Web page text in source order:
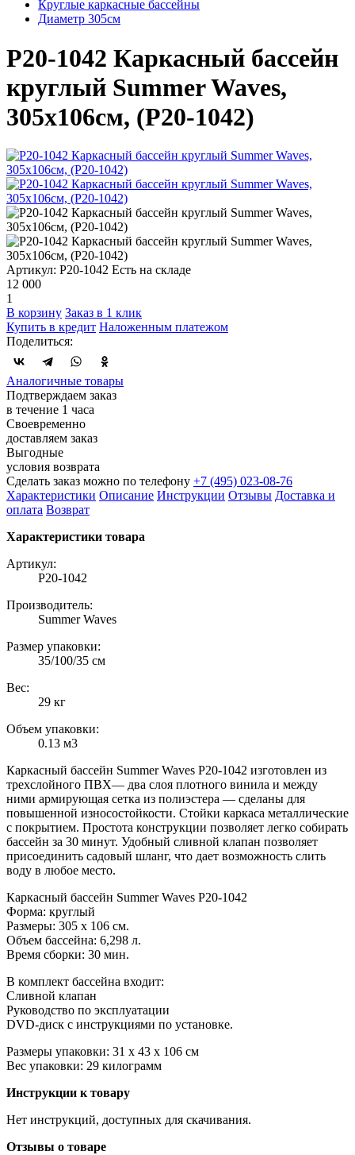
Круглые каркасные бассейны
Диаметр 305см
P20-1042 Каркасный бассейн
круглый Summer Waves,
305х106см, (Р20-1042)
Артикул: P20-1042 Есть на складе
12 000
1
В корзину Заказ в 1 клик
Купить в кредит Наложенным платежом
Поделиться:
Аналогичные товары
Подтверждаем заказ
в течение 1 часа
Своевременно
доставляем заказ
Выгодные
условия возврата
Сделать заказ можно по телефону +7 (495) 023-08-76
Характеристики Описание Инструкции Отзывы Доставка и
оплата Возврат
Характеристики товара
Артикул:
P20-1042
Производитель:
Summer Waves
Размер упаковки:
35/100/35 см
Вес:
29 кг
Объем упаковки:
0.13 м3
Каркасный бассейн Summer Waves Р20-1042 изготовлен из
трехслойного ПВХ— два слоя плотного винила и между
ними армирующая сетка из полиэстера — сделаны для
повышенной износостойкости. Стойки каркаса металлические
с покрытием. Простота конструкции позволяет легко собирать
бассейн за 30 минут. Удобный сливной клапан позволяет
присоединить садовый шланг, что дает возможность слить
воду в любое место.
Каркасный бассейн Summer Waves Р20-1042
Форма: круглый
Размеры: 305 x 106 см.
Объем бассейна: 6,298 л.
Время сборки: 30 мин.
В комплект бассейна входит:
Сливной клапан
Руководство по эксплуатации
DVD-диск с инструкциями по установке.
Размеры упаковки: 31 х 43 х 106 см
Вес упаковки: 29 килограмм
Инструкции к товару
Нет инструкций, доступных для скачивания.
Отзывы о товаре